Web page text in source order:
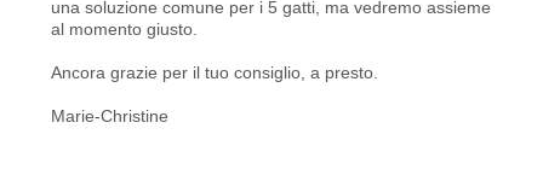
una soluzione comune per i 5 gatti, ma vedremo assieme
al momento giusto.
Ancora grazie per il tuo consiglio, a presto.
Marie-Christine